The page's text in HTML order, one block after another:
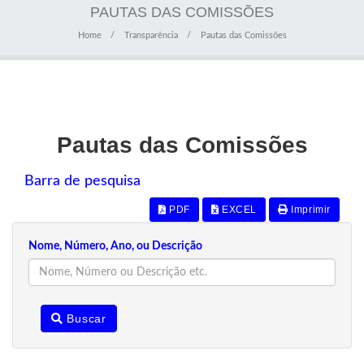
PAUTAS DAS COMISSÕES
Home Transparência Pautas das Comissões
Pautas das Comissões
Barra de pesquisa
PDF EXCEL Imprimir
Nome, Número, Ano, ou Descrição
Buscar